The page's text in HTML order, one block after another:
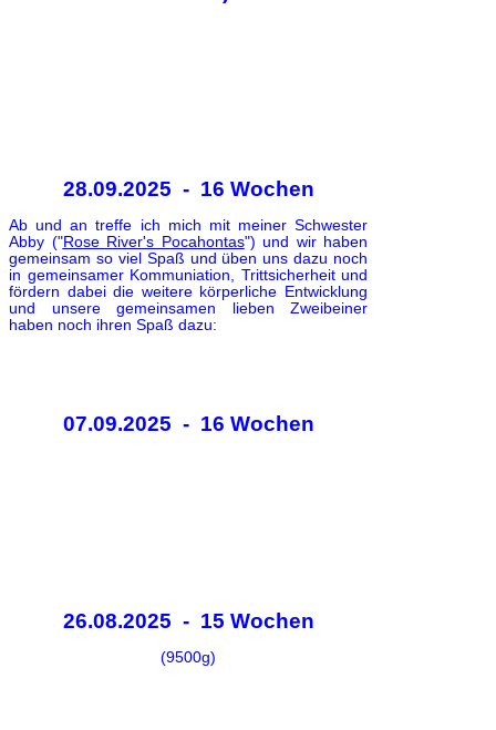
28.09.2025 - 16 Wochen
Ab und an treffe ich mich mit meiner Schwester
Abby ("Rose River's Pocahontas") und wir haben
gemeinsam so viel Spaß und üben uns dazu noch
in gemeinsamer Kommuniation, Trittsicherheit und
fördern dabei die weitere körperliche Entwicklung
und unsere gemeinsamen lieben Zweibeiner
haben noch ihren Spaß dazu:
07.09.2025 - 16 Wochen
26.08.2025 - 15 Wochen
(9500g)